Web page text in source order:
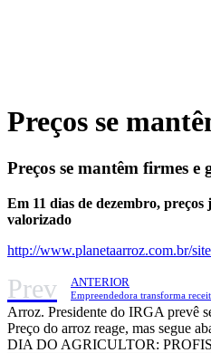
Preços se
Preços se mantêm firmes e
Em 11 dias de dezembro,
valorizado
http://www.planetaarroz.com.br/
Prev ANTERIOR
Empreendedora transforma
Arroz. Presidente do IRGA prevê
Preço do arroz reage, mas segue
DIA DO AGRICULTOR: